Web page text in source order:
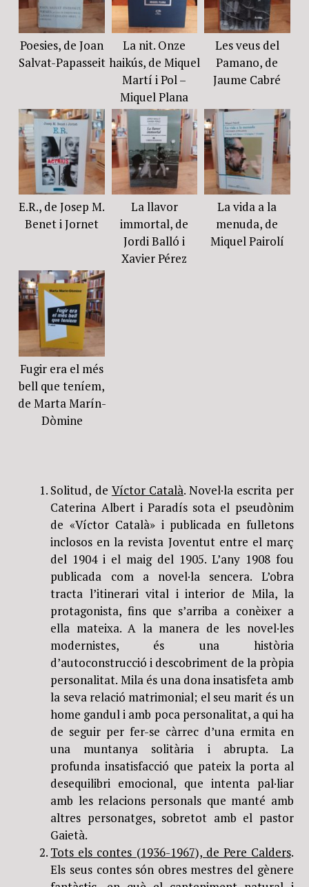
Poesies, de Joan
Salvat-Papasseit
La nit. Onze
haikús, de Miquel
Martí i Pol –
Miquel Plana
Les veus del
Pamano, de
Jaume Cabré
E.R., de Josep M.
Benet i Jornet
La llavor
immortal, de
Jordi Balló i
Xavier Pérez
La vida a la
menuda, de
Miquel Pairolí
Fugir era el més
bell que teníem,
de Marta Marín-
Dòmine
Solitud, de Víctor Català. Novel·la escrita per
Caterina Albert i Paradís sota el pseudònim
de «Víctor Català» i publicada en fulletons
inclosos en la revista Joventut entre el març
del 1904 i el maig del 1905. L’any 1908 fou
publicada com a novel·la sencera. L’obra
tracta l’itinerari vital i interior de Mila, la
protagonista, fins que s’arriba a conèixer a
ella mateixa. A la manera de les novel·les
modernistes, és una història
d’autoconstrucció i descobriment de la pròpia
personalitat. Mila és una dona insatisfeta amb
la seva relació matrimonial; el seu marit és un
home gandul i amb poca personalitat, a qui ha
de seguir per fer-se càrrec d’una ermita en
una muntanya solitària i abrupta. La
profunda insatisfacció que pateix la porta al
desequilibri emocional, que intenta pal·liar
amb les relacions personals que manté amb
altres personatges, sobretot amb el pastor
Gaietà.
Tots els contes (1936-1967), de Pere Calders.
Els seus contes són obres mestres del gènere